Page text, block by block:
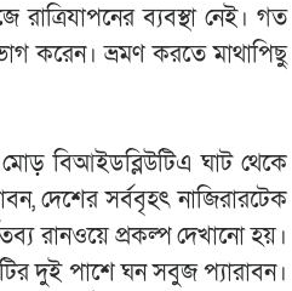
ব্যবস্থা নেই। গত
করেন। ভ্রমণ করতে মাথাপিছু
বিআইডব্লিউটিএ ঘাট থেকে
দেশের সর্ববৃহৎ নাজিরারটেক
রানওয়ে প্রকল্প দেখানো হয়।
দুই পাশে ঘন সবুজ প্যারাবন।